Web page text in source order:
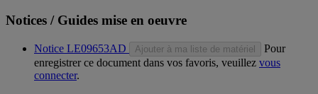
Notices / Guides mise en oeuvre
Notice LE09653AD Ajouter à ma liste de matériel
Pour
enregistrer ce document dans vos favoris, veuillez vous
connecter.